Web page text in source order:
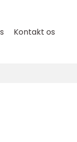
Kontakt os